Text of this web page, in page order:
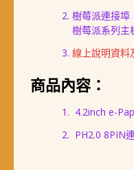
樹莓派連接埠
樹莓派系列主
線上說明資料
商品內容：
4.2inch e-
PH2.0 8PIN